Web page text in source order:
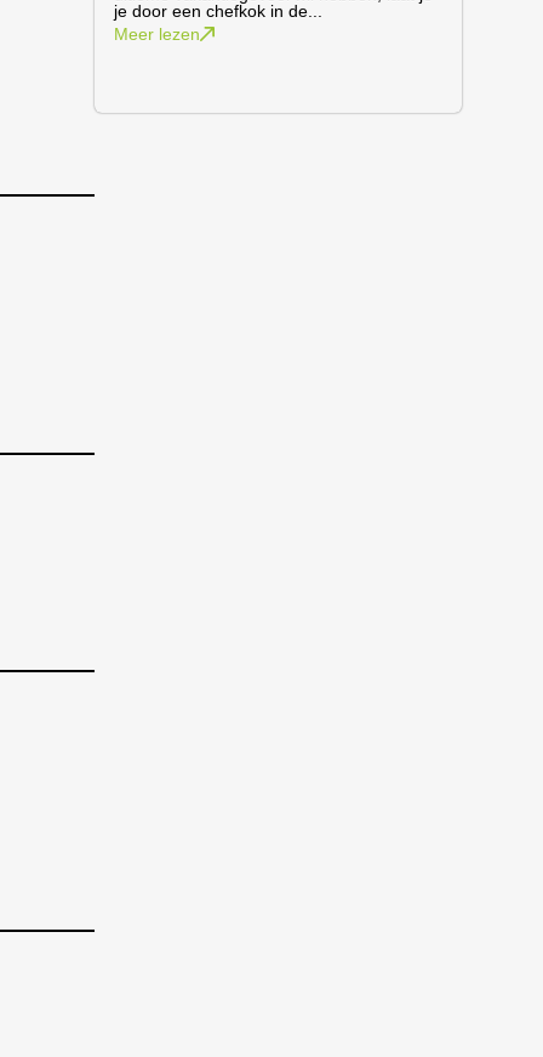
je door een chefkok in de...
Meer lezen